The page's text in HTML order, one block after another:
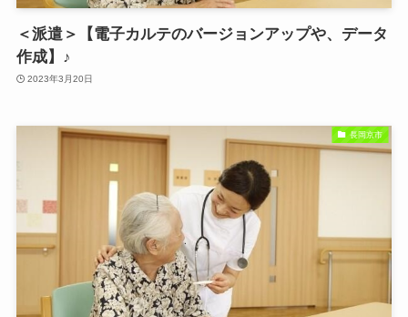
＜派遣＞【電子カルテのバージョンアップや、データ
作成】♪
2023年3月20日
長岡京市